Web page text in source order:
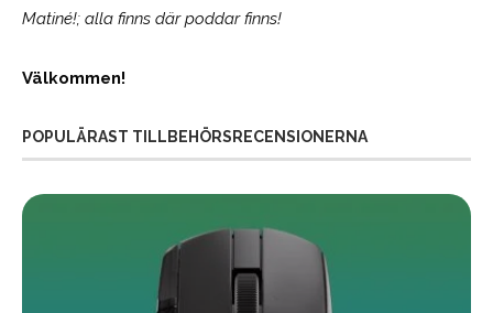
Matiné!; alla finns där poddar finns!
Välkommen!
POPULÄRAST TILLBEHÖRSRECENSIONERNA